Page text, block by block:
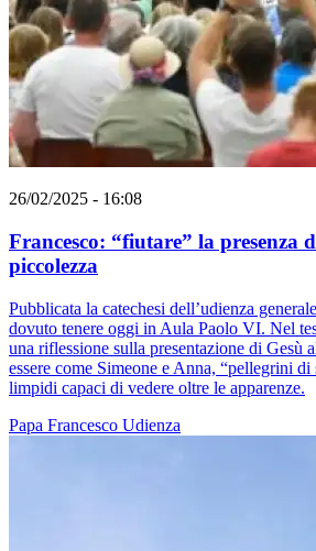
26/02/2025 - 16:08
Francesco: “fiutare” la presenza
piccolezza
Pubblicata la catechesi dell’udienza
dovuto tenere oggi in Aula Paolo VI. Nel
una riflessione sulla presentazione di Gesù
essere come Simeone e Anna, “pellegrini di
limpidi capaci di vedere oltre le apparenze.
Papa Francesco Udienza